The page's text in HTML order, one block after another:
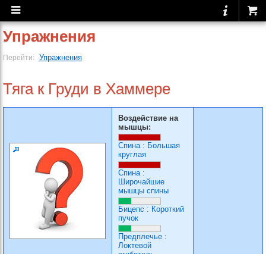
Упражнения
Перейти: Упражнения
Тяга к Груди в Хаммере
Воздействие на
мышцы:
Спина: Большая
круглая
Спина:
Широчайшие
мышцы спины
Бицепс : Короткий
пучок
Предплечье :
Локтевой